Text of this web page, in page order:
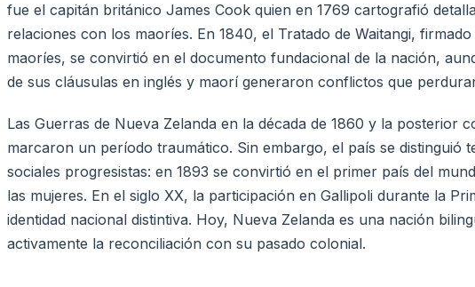
fue el capitán británico James Cook quien en 1769 cartografió
relaciones con los maoríes. En 1840, el Tratado de Waitangi,
maoríes, se convirtió en el documento fundacional de la nación,
de sus cláusulas en inglés y maorí generaron conflictos que
Las Guerras de Nueva Zelanda en la década de 1860 y la posterior
marcaron un período traumático. Sin embargo, el país se distinguió
sociales progresistas: en 1893 se convirtió en el primer país del
las mujeres. En el siglo XX, la participación en Gallipoli durante la
identidad nacional distintiva. Hoy, Nueva Zelanda es una nación
activamente la reconciliación con su pasado colonial.